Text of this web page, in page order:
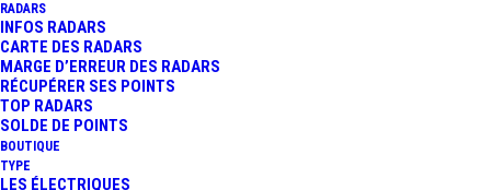
RADARS
INFOS RADARS
CARTE DES RADARS
MARGE D’ERREUR DES RADARS
RÉCUPÉRER SES POINTS
TOP RADARS
SOLDE DE POINTS
BOUTIQUE
TYPE
LES ÉLECTRIQUES
17 mars 2020
CORONAVIRUS : VOICI